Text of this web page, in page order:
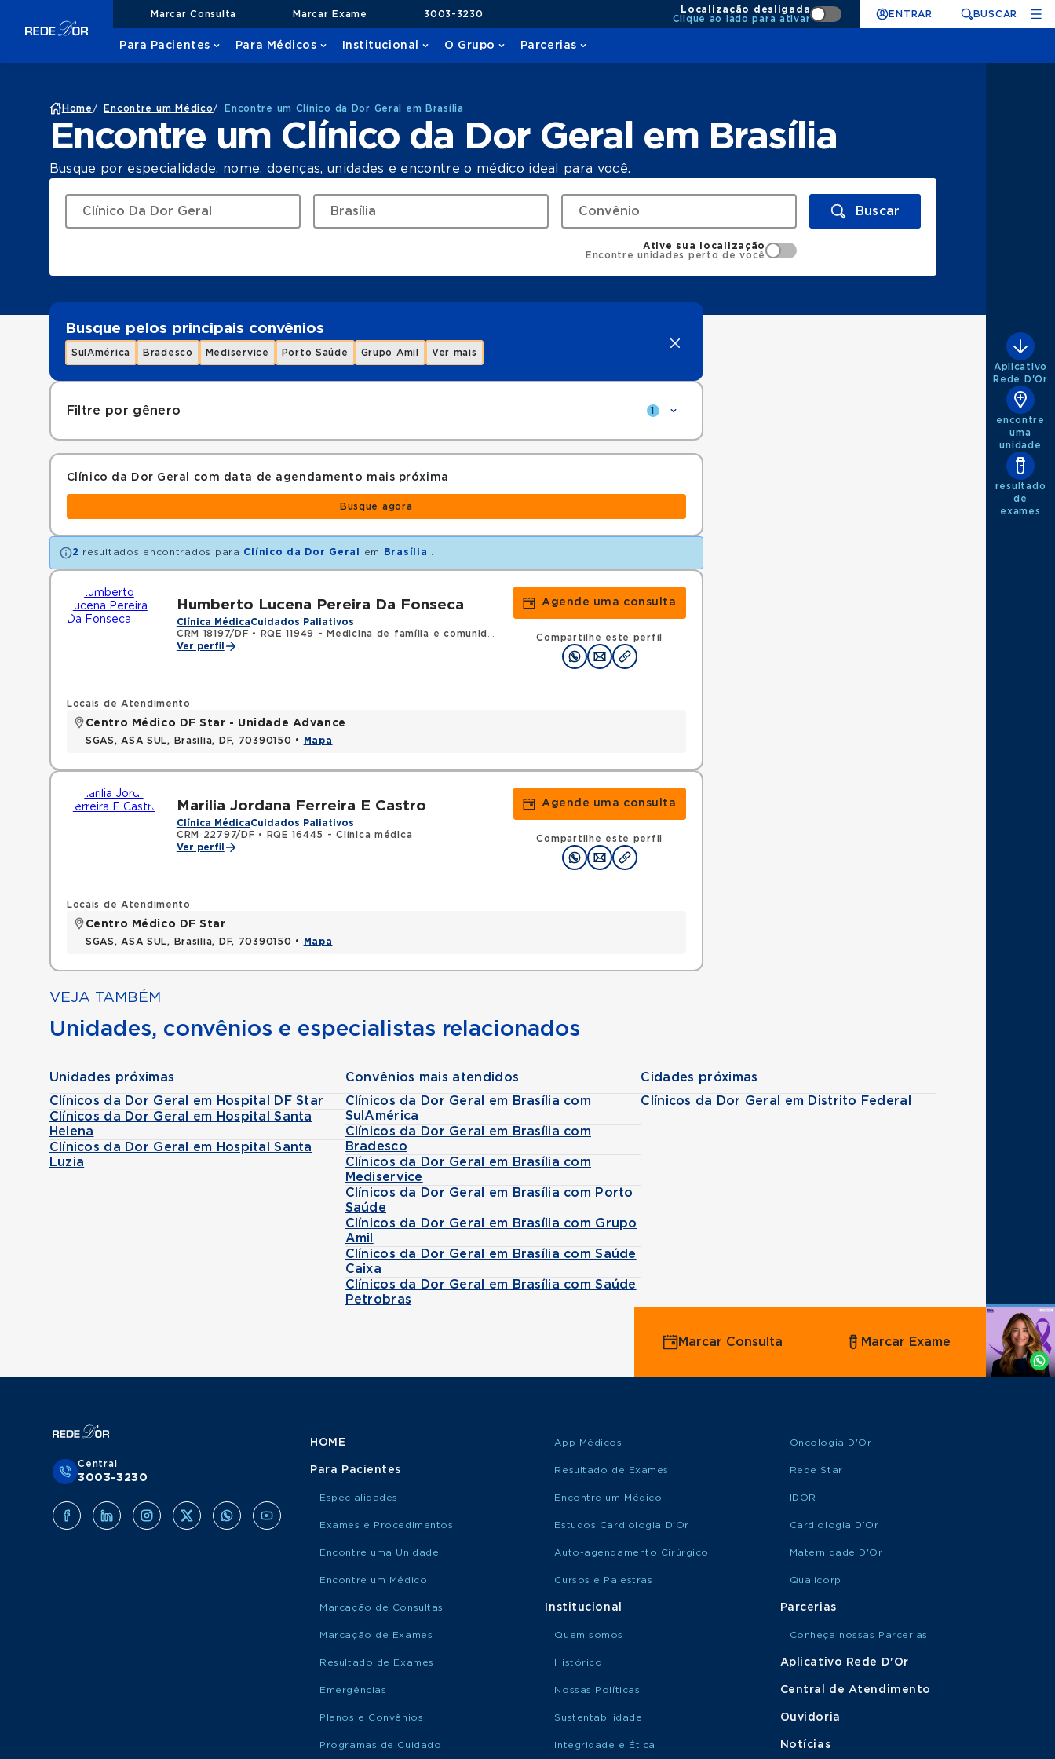
Marcar Consulta Marcar Exame 3003-3230
Localização desligada
Clique ao lado para ativar
ENTRAR BUSCAR
Para Pacientes Para Médicos Institucional O Grupo Parcerias
Home / Encontre um Médico/ Encontre um Clínico da Dor Geral em Brasília
Encontre um Clínico da Dor Geral em Brasília
Busque por especialidade, nome, doenças, unidades e encontre o médico ideal para você.
Buscar
Ative sua localização
Encontre unidades perto de você
Busque pelos principais convênios
SulAmérica Bradesco Mediservice Porto Saúde Grupo Amil Ver mais
Filtre por gênero 1
Clínico da Dor Geral com data de agendamento mais próxima
Busque agora
2 resultados encontrados para Clínico da Dor Geral em Brasília
Humberto Lucena Pereira Da Fonseca
Clínica MédicaCuidados Paliativos
CRM 18197/DF • RQE 11949 - Medicina de família e comunidade
RQE 13304 - Clínica médica
Ver perfil
Agende uma consulta
Compartilhe este perfil
Locais de Atendimento
Centro Médico DF Star - Unidade Advance
SGAS, ASA SUL, Brasilia, DF, 70390150 • Mapa
Marilia Jordana Ferreira E Castro
Clínica MédicaCuidados Paliativos
CRM 22797/DF •
RQE 16445 - Clínica médica
Ver perfil
Agende uma consulta
Compartilhe este perfil
Locais de Atendimento
Centro Médico DF Star
SGAS, ASA SUL, Brasilia, DF, 70390150 • Mapa
VEJA TAMBÉM
Unidades, convênios e especialistas relacionados
Unidades próximas
Clínicos da Dor Geral em Hospital DF Star
Clínicos da Dor Geral em Hospital Santa
Helena
Clínicos da Dor Geral em Hospital Santa
Luzia
Convênios mais atendidos
Clínicos da Dor Geral em Brasília com
SulAmérica
Clínicos da Dor Geral em Brasília com
Bradesco
Clínicos da Dor Geral em Brasília com
Mediservice
Clínicos da Dor Geral em Brasília com Porto
Saúde
Clínicos da Dor Geral em Brasília com Grupo
Amil
Clínicos da Dor Geral em Brasília com Saúde
Caixa
Clínicos da Dor Geral em Brasília com Saúde
Petrobras
Cidades próximas
Clínicos da Dor Geral em Distrito Federal
Aplicativo
Rede D'Or
encontre
uma
unidade
resultado
de
exames
Agende
Whatsapp
Marcar Consulta Marcar Exame
Central
3003-3230
HOME
Para Pacientes
Especialidades
Exames e Procedimentos
Encontre uma Unidade
Encontre um Médico
Marcação de Consultas
Marcação de Exames
Resultado de Exames
Emergências
Planos e Convênios
Programas de Cuidado
App Médicos
Resultado de Exames
Encontre um Médico
Estudos Cardiologia D'Or
Auto-agendamento Cirúrgico
Cursos e Palestras
Institucional
Quem somos
Histórico
Nossas Políticas
Sustentabilidade
Integridade e Ética
Oncologia D'Or
Rede Star
IDOR
Cardiologia D’Or
Maternidade D'Or
Qualicorp
Parcerias
Conheça nossas Parcerias
Aplicativo Rede D'Or
Central de Atendimento
Ouvidoria
Notícias